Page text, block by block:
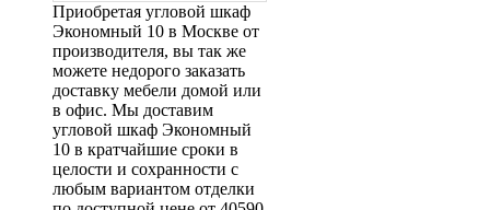
Приобретая угловой шкаф
Экономный 10 в Москве от
производителя, вы так же
можете недорого заказать
доставку мебели домой или
в офис. Мы доставим
угловой шкаф Экономный
10 в кратчайшие сроки в
целости и сохранности с
любым вариантом отделки